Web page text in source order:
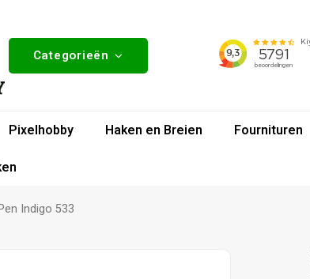
Categorieën
Pixelhobby Haken en Breien Fournituren
Indigo 533